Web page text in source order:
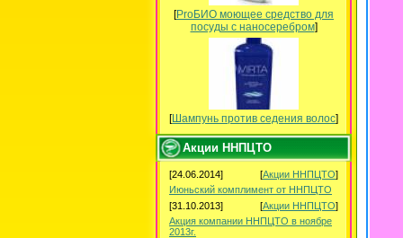
[ProБИО моющее средство для
посуды c наносеребром]
[Шампунь против седения волос]
Акции ННПЦТО
[24.06.2014] [Акции ННПЦТО]
Июньский комплимент от ННПЦТО
[31.10.2013]
[Акции ННПЦТО]
Акция компании ННПЦТО в ноябре
2013г.